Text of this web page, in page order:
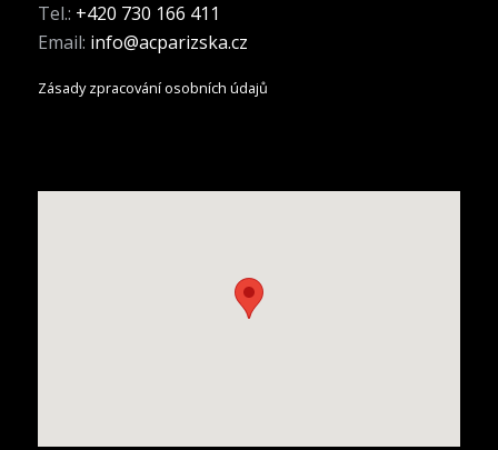
Tel.: +420 730 166 411
Email: info@acparizska.cz
Zásady zpracování osobních údajů